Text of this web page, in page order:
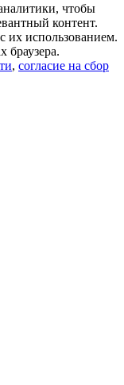
чтобы
контент.
их использованием.
браузера.
, согласие на сбор